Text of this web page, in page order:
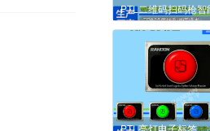
PTL亮灯电子标签